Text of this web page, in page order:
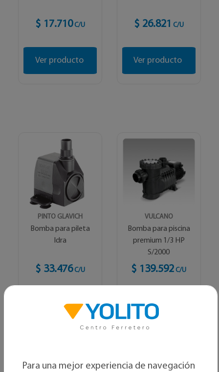
$ 17.710 C/U
Ver producto
$ 26.821 C/U
Ver producto
PINTO GLAVICH
Bomba para pileta
Idra
$ 33.476 C/U
Ver producto
VULCANO
Bomba para piscina
premium 1/3 HP
S/2000
$ 139.592 C/U
Ver producto
Para una mejor experiencia de navegación